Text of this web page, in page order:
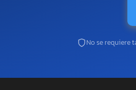
No se requiere